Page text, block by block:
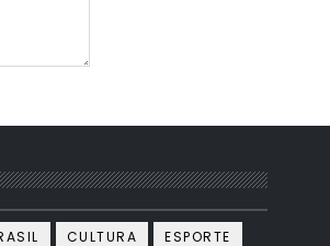
CULTURA
ESPORTE